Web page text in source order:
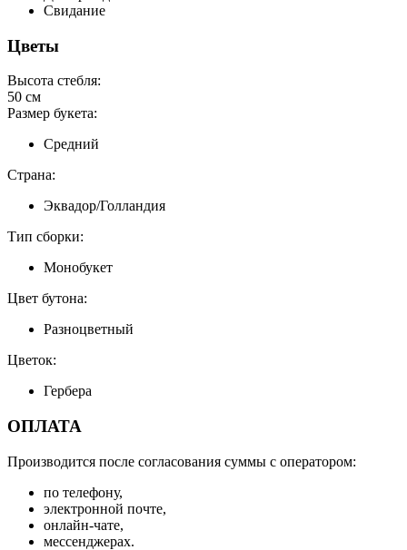
Свидание
Цветы
Высота стебля:
50 см
Размер букета:
Средний
Страна:
Эквадор/Голландия
Тип сборки:
Монобукет
Цвет бутона:
Разноцветный
Цветок:
Гербера
ОПЛАТА
Производится после согласования суммы с оператором:
по телефону,
электронной почте,
онлайн-чате,
мессенджерах.